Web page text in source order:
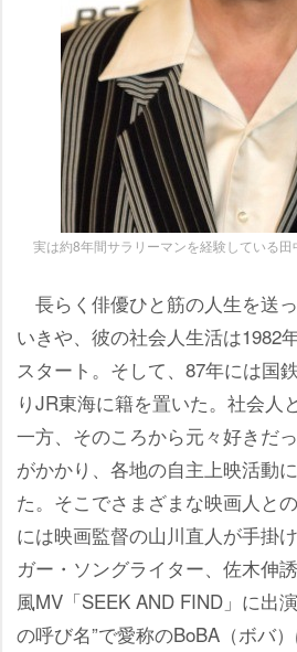
実は約8年間サラリーマンを経験している
長らく俳優ひと筋の人生を送
いきや、彼の社会人生活は1982
スタート。そして、87年には国
りJR東海に籍を置いた。社会人
一方、そのころから元々好きだ
がかかり、各地の自主上映活動
た。そこでさまざまな映画人と
には映画監督の山川直人が手掛
ガー・ソングライター、佐木伸
風MV「SEEK AND FIND」に出
の呼び名”で愛称のBoBA（ボバ